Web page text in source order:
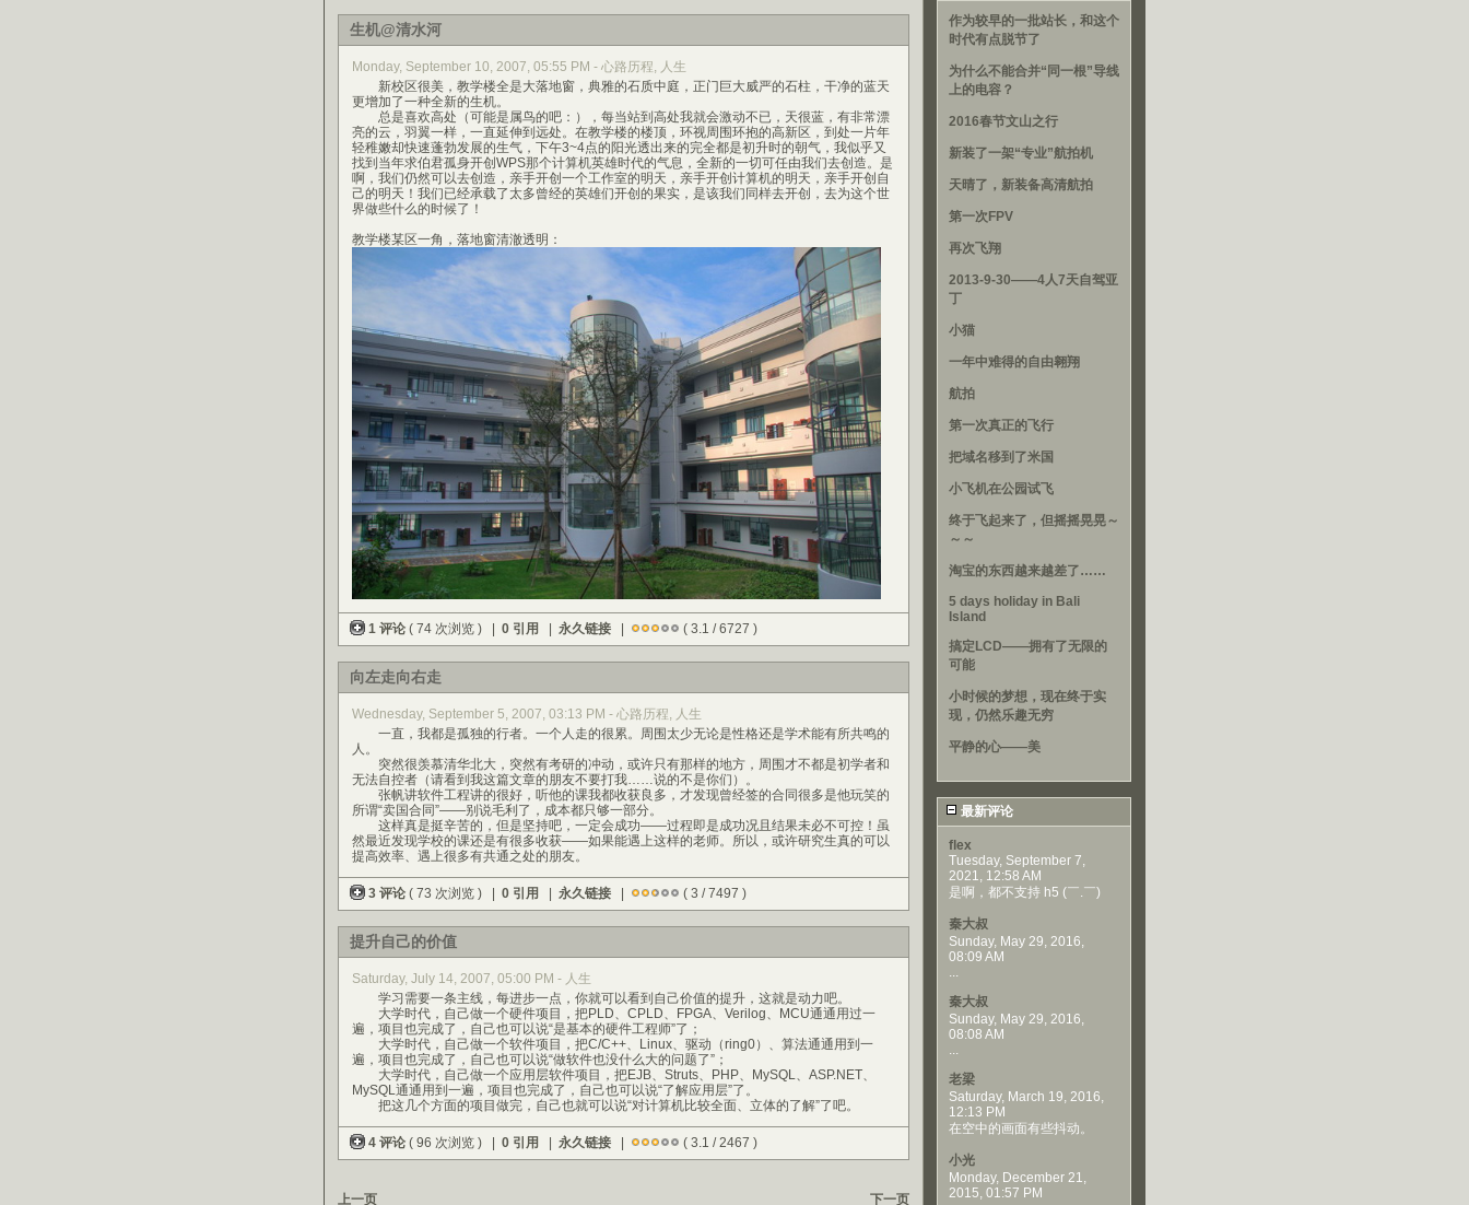
生机@清水河
Monday, September 10, 2007, 05:55 PM - 心路历程, 人生
新校区很美，教学楼全是大落地窗，典雅的石质中庭，正门巨大威严的石柱，干净的蓝天
更增加了一种全新的生机。
总是喜欢高处（可能是属鸟的吧：），每当站到高处我就会激动不已，天很蓝，有非常漂
亮的云，羽翼一样，一直延伸到远处。在教学楼的楼顶，环视周围环抱的高新区，到处一片年
轻稚嫩却快速蓬勃发展的生气，下午3~4点的阳光透出来的完全都是初升时的朝气，我似乎又
找到当年求伯君孤身开创WPS那个计算机英雄时代的气息，全新的一切可任由我们去创造。是
啊，我们仍然可以去创造，亲手开创一个工作室的明天，亲手开创计算机的明天，亲手开创自
己的明天！我们已经承载了太多曾经的英雄们开创的果实，是该我们同样去开创，去为这个世
界做些什么的时候了！
教学楼某区一角，落地窗清澈透明：
1 评论 ( 74 次浏览 ) | 0 引用 永久链接 ( 3.1 / 6727 )
向左走向右走
Wednesday, September 5, 2007, 03:13 PM - 心路历程, 人生
一直，我都是孤独的行者。一个人走的很累。周围太少无论是性格还是学术能有所共鸣的
人。
突然很羡慕清华北大，突然有考研的冲动，或许只有那样的地方，周围才不都是初学者和
无法自控者（请看到我这篇文章的朋友不要打我……说的不是你们）。
张帆讲软件工程讲的很好，听他的课我都收获良多，才发现曾经签的合同很多是他玩笑的
所谓“卖国合同”——别说毛利了，成本都只够一部分。
这样真是挺辛苦的，但是坚持吧，一定会成功——过程即是成功况且结果未必不可控！虽
然最近发现学校的课还是有很多收获——如果能遇上这样的老师。所以，或许研究生真的可以
提高效率、遇上很多有共通之处的朋友。
3 评论 ( 73 次浏览 ) | 0 引用 永久链接 ( 3 / 7497 )
提升自己的价值
Saturday, July 14, 2007, 05:00 PM - 人生
学习需要一条主线，每进步一点，你就可以看到自己价值的提升，这就是动力吧。
大学时代，自己做一个硬件项目，把PLD、CPLD、FPGA、Verilog、MCU通通用过一
遍，项目也完成了，自己也可以说“是基本的硬件工程师”了；
大学时代，自己做一个软件项目，把C/C++、Linux、驱动（ring0）、算法通通用到一
遍，项目也完成了，自己也可以说“做软件也没什么大的问题了”；
大学时代，自己做一个应用层软件项目，把EJB、Struts、PHP、MySQL、ASP.NET、
MySQL通通用到一遍，项目也完成了，自己也可以说“了解应用层”了。
把这几个方面的项目做完，自己也就可以说“对计算机比较全面、立体的了解”了吧。
4 评论 ( 96 次浏览 ) | 0 引用 永久链接 ( 3.1 / 2467 )
上一页 下一页
作为较早的一批站长，和这个
时代有点脱节了
为什么不能合并“同一根”导线
上的电容？
2016春节文山之行
新装了一架“专业”航拍机
天晴了，新装备高清航拍
第一次FPV
再次飞翔
2013-9-30——4人7天自驾亚
丁
小猫
一年中难得的自由翱翔
航拍
第一次真正的飞行
把域名移到了米国
小飞机在公园试飞
终于飞起来了，但摇摇晃晃～
～～
淘宝的东西越来越差了……
5 days holiday in Bali
Island
搞定LCD——拥有了无限的
可能
小时候的梦想，现在终于实
现，仍然乐趣无穷
平静的心——美
最新评论
flex
Tuesday, September 7,
2021, 12:58 AM
是啊，都不支持 h5 (￣.￣)
秦大叔
Sunday, May 29, 2016,
08:09 AM
...
秦大叔
Sunday, May 29, 2016,
08:08 AM
...
老梁
Saturday, March 19, 2016,
12:13 PM
在空中的画面有些抖动。
小光
Monday, December 21,
2015, 01:57 PM